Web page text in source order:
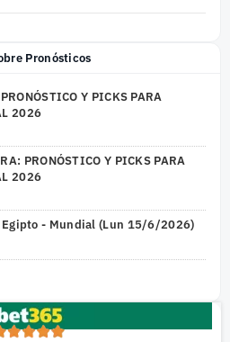
Pronósticos
Y PICKS PARA
2026
PRONÓSTICO Y PICKS PARA
2026
Egipto - Mundial (Lun 15/6/2026)